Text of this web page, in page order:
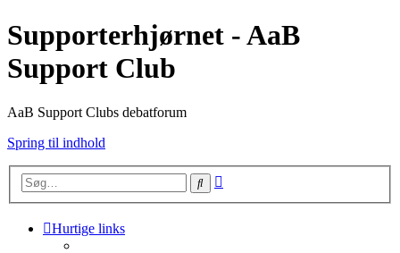
Supporterhjørnet - AaB
Support Club
AaB Support Clubs debatforum
Spring til indhold
Søg
Hurtige links